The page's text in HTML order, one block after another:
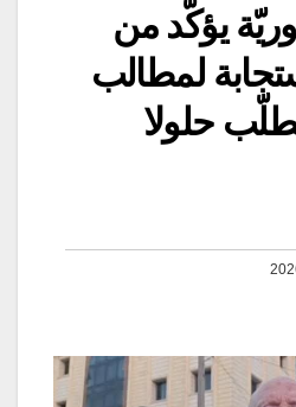
يؤكّد من
لمطالب
حلولا